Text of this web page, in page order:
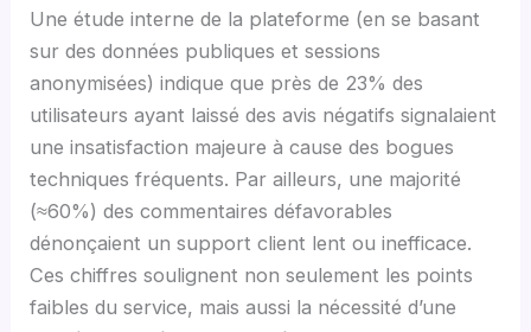
Une étude interne de la plateforme (en se basant
sur des données publiques et sessions
anonymisées) indique que près de 23% des
utilisateurs ayant laissé des avis négatifs signalaient
une insatisfaction majeure à cause des bogues
techniques fréquents. Par ailleurs, une majorité
(≈60%) des commentaires défavorables
dénonçaient un support client lent ou inefficace.
Ces chiffres soulignent non seulement les points
faibles du service, mais aussi la nécessité d’une